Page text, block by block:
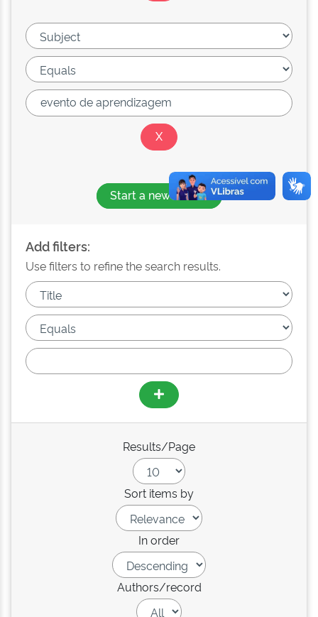
Start a new search
Add filters:
Use filters to refine the search results.
Results/Page
Sort items by
In order
Authors/record